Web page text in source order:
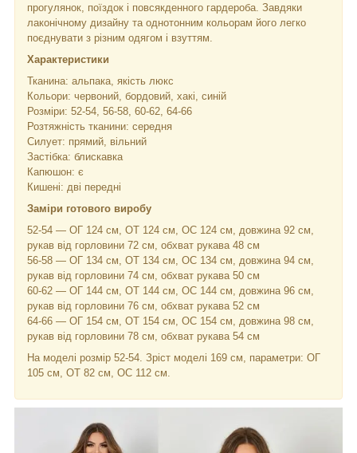
прогулянок, поїздок і повсякденного гардероба. Завдяки
лаконічному дизайну та однотонним кольорам його легко
поєднувати з різним одягом і взуттям.
Характеристики
Тканина: альпака, якість люкс
Кольори: червоний, бордовий, хакі, синій
Розміри: 52-54, 56-58, 60-62, 64-66
Розтяжність тканини: середня
Силует: прямий, вільний
Застібка: блискавка
Капюшон: є
Кишені: дві передні
Заміри готового виробу
52-54 — ОГ 124 см, ОТ 124 см, ОС 124 см, довжина 92 см,
рукав від горловини 72 см, обхват рукава 48 см
56-58 — ОГ 134 см, ОТ 134 см, ОС 134 см, довжина 94 см,
рукав від горловини 74 см, обхват рукава 50 см
60-62 — ОГ 144 см, ОТ 144 см, ОС 144 см, довжина 96 см,
рукав від горловини 76 см, обхват рукава 52 см
64-66 — ОГ 154 см, ОТ 154 см, ОС 154 см, довжина 98 см,
рукав від горловини 78 см, обхват рукава 54 см
На моделі розмір 52-54. Зріст моделі 169 см, параметри: ОГ
105 см, ОТ 82 см, ОС 112 см.